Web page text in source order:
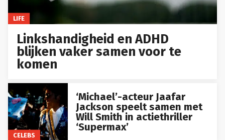
LIFE
Linkshandigheid en ADHD
blijken vaker samen voor te
komen
CELEBS
‘Michael’-acteur Jaafar
Jackson speelt samen met
Will Smith in actiethriller
‘Supermax’